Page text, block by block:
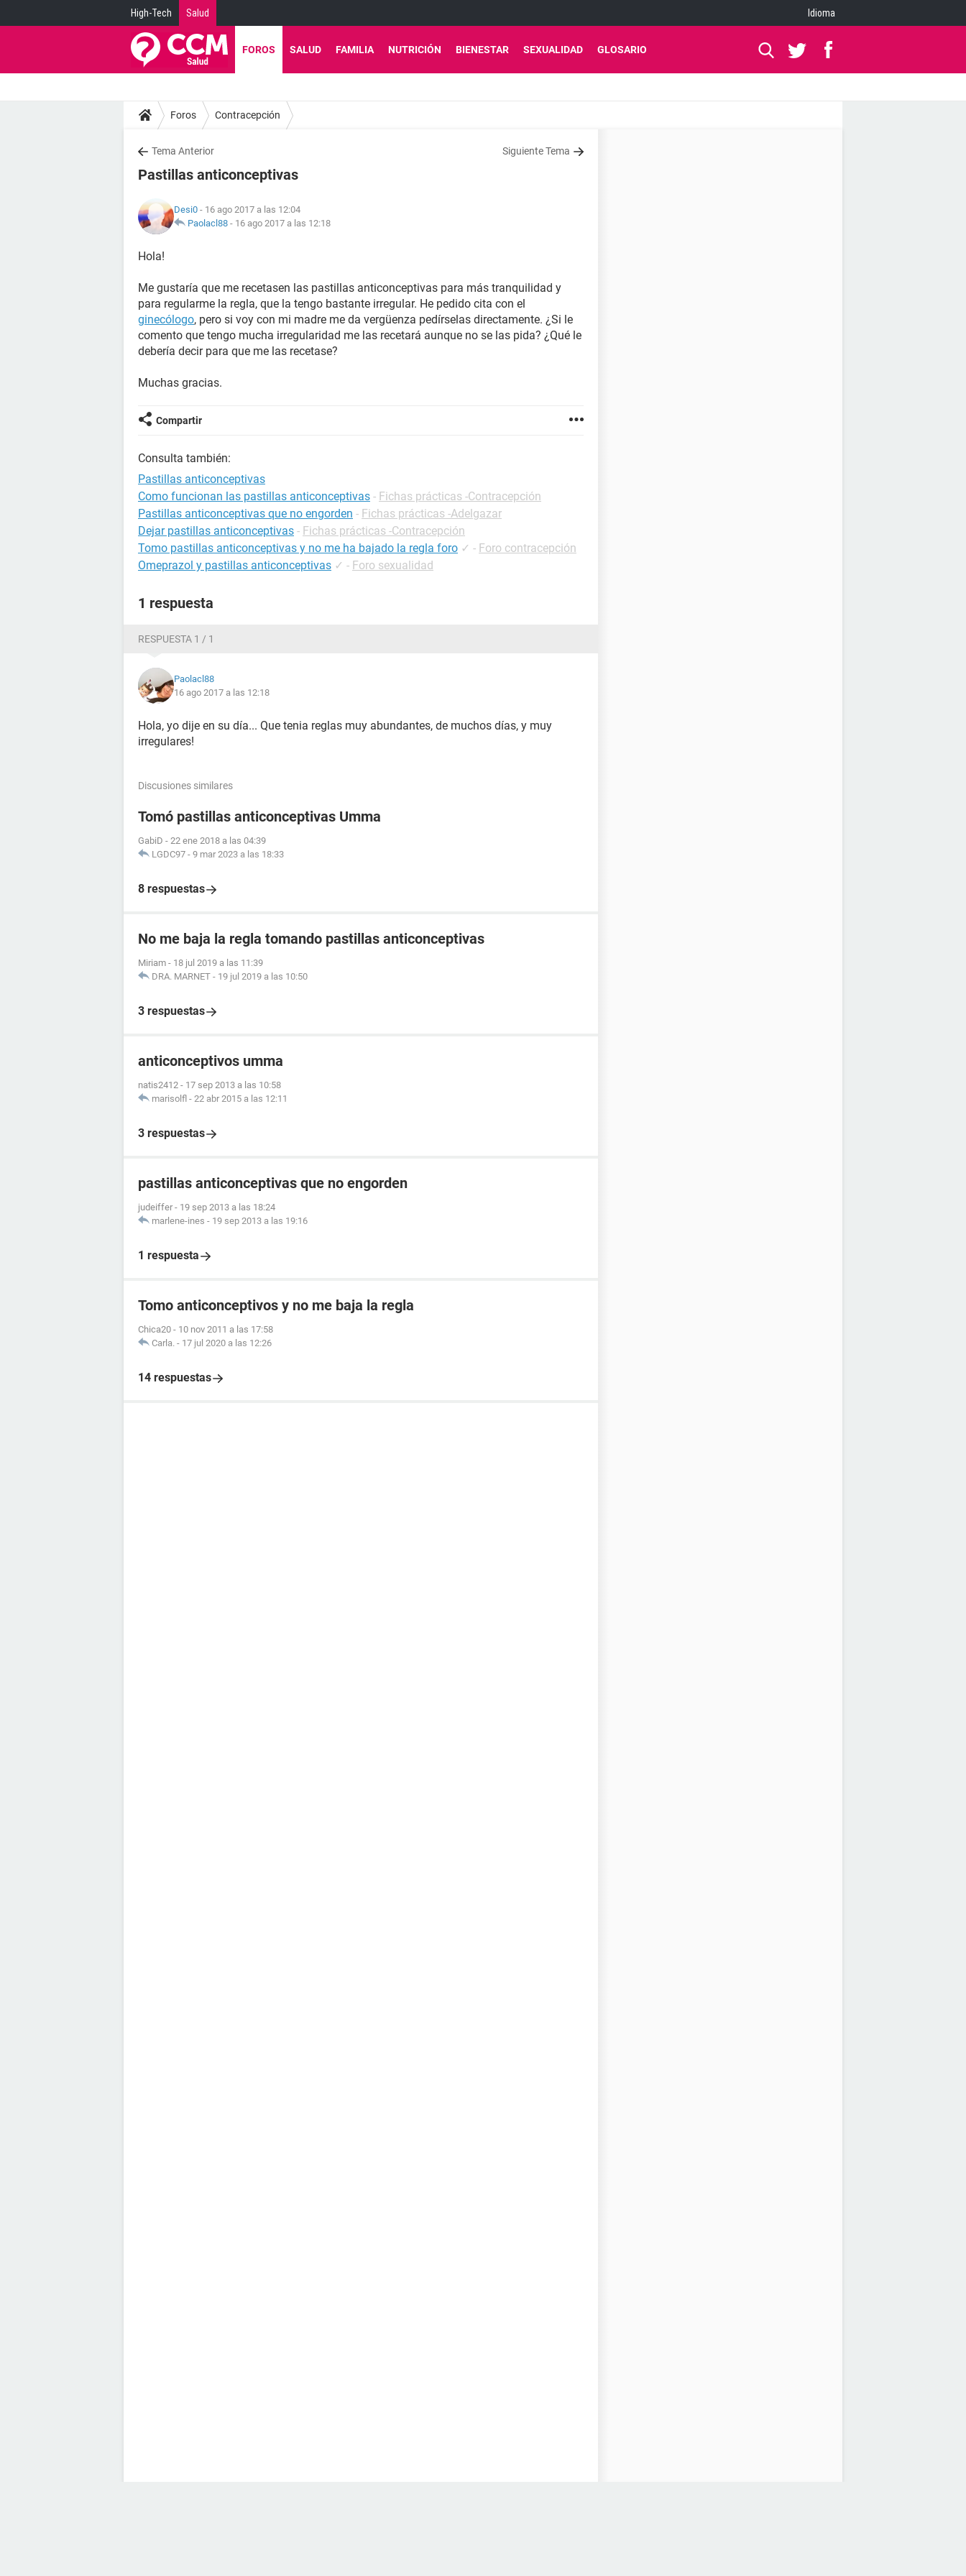
High-Tech Salud Idioma
FOROS SALUD FAMILIA NUTRICIÓN BIENESTAR SEXUALIDAD GLOSARIO
Foros Contracepción
Tema Anterior Siguiente Tema
Pastillas anticonceptivas
Desi0 - 16 ago 2017 a las 12:04
Paolacl88 - 16 ago 2017 a las 12:18
Hola!
Me gustaría que me recetasen las pastillas anticonceptivas para más tranquilidad y
para regularme la regla, que la tengo bastante irregular. He pedido cita con el
ginecólogo, pero si voy con mi madre me da vergüenza pedírselas directamente. ¿Si le
comento que tengo mucha irregularidad me las recetará aunque no se las pida? ¿Qué le
debería decir para que me las recetase?
Muchas gracias.
Compartir
Consulta también:
Pastillas anticonceptivas
Como funcionan las pastillas anticonceptivas - Fichas prácticas -Contracepción
Pastillas anticonceptivas que no engorden - Fichas prácticas -Adelgazar
Dejar pastillas anticonceptivas - Fichas prácticas -Contracepción
Tomo pastillas anticonceptivas y no me ha bajado la regla foro ✓ - Foro contracepción
Omeprazol y pastillas anticonceptivas ✓ - Foro sexualidad
1 respuesta
RESPUESTA 1 / 1
Paolacl88
16 ago 2017 a las 12:18
Hola, yo dije en su día... Que tenia reglas muy abundantes, de muchos días, y muy
irregulares!
Discusiones similares
Tomó pastillas anticonceptivas Umma
GabiD - 22 ene 2018 a las 04:39
LGDC97 - 9 mar 2023 a las 18:33
8 respuestas
No me baja la regla tomando pastillas anticonceptivas
Miriam - 18 jul 2019 a las 11:39
DRA. MARNET - 19 jul 2019 a las 10:50
3 respuestas
anticonceptivos umma
natis2412 - 17 sep 2013 a las 10:58
marisolfl - 22 abr 2015 a las 12:11
3 respuestas
pastillas anticonceptivas que no engorden
judeiffer - 19 sep 2013 a las 18:24
marlene-ines - 19 sep 2013 a las 19:16
1 respuesta
Tomo anticonceptivos y no me baja la regla
Chica20 - 10 nov 2011 a las 17:58
Carla. - 17 jul 2020 a las 12:26
14 respuestas